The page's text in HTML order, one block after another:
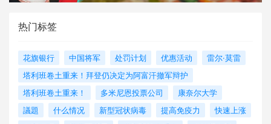
热门标签
花旗银行 中国将军 处罚计划 优惠活动
雷尔·莫雷
塔利班卷土重来！拜登仍决定为阿富汗撤军辩护
塔利班卷土重来！
多米尼恩投票公司
康奈尔大学
議題
什么情况 新型冠状病毒 提高免疫力
快速上涨